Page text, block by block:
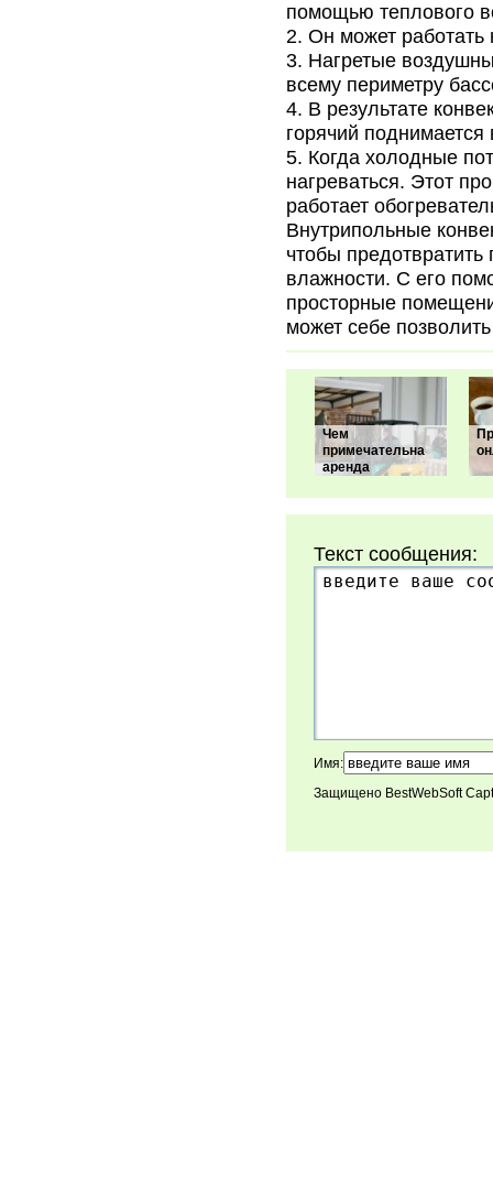
помощью теплового
Он может
Нагретые
всему периметру
В результате
горячий поднимается
Когда холодные
нагреваться. Этот
работает
Внутрипольные
чтобы
влажности. С его
просторные
может себе
Чем
примечательна
аренда
Текст сообщения:
Имя:
Защищено BestWebSoft